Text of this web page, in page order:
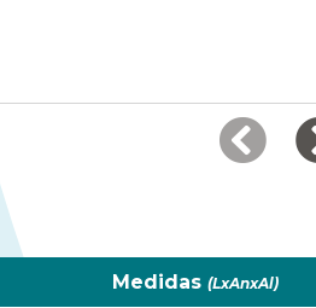
Medidas (LxAnxAl)